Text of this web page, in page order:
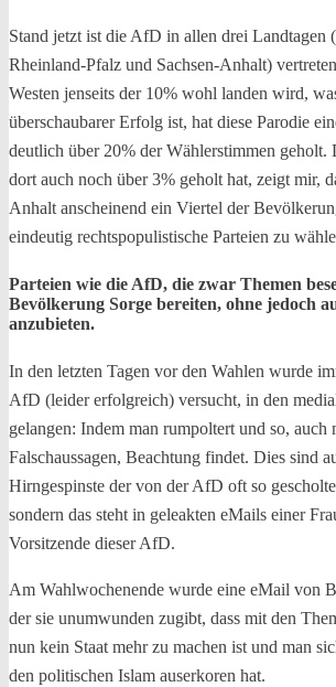
Stand jetzt ist die AfD in allen drei Landtagen
Rheinland-Pfalz und Sachsen-Anhalt)
Westen jenseits der 10% wohl landen wird,
überschaubarer Erfolg ist, hat diese Parodie
deutlich über 20% der Wählerstimmen geholt.
dort auch noch über 3% geholt hat, zeigt mir,
Anhalt anscheinend ein Viertel der
eindeutig rechtspopulistische Parteien zu
Parteien wie die AfD, die zwar Themen
Bevölkerung Sorge bereiten, ohne jedoch
anzubieten.
In den letzten Tagen vor den Wahlen wurde
AfD (leider erfolgreich) versucht, in den
gelangen: Indem man rumpoltert und so, auch
Falschaussagen, Beachtung findet. Dies sind
Hirngespinste der von der AfD oft so
sondern das steht in geleakten eMails einer
Vorsitzende dieser AfD.
Am Wahlwochenende wurde eine eMail von
der sie unumwunden zugibt, dass mit den
nun kein Staat mehr zu machen ist und man
den politischen Islam auserkoren hat.